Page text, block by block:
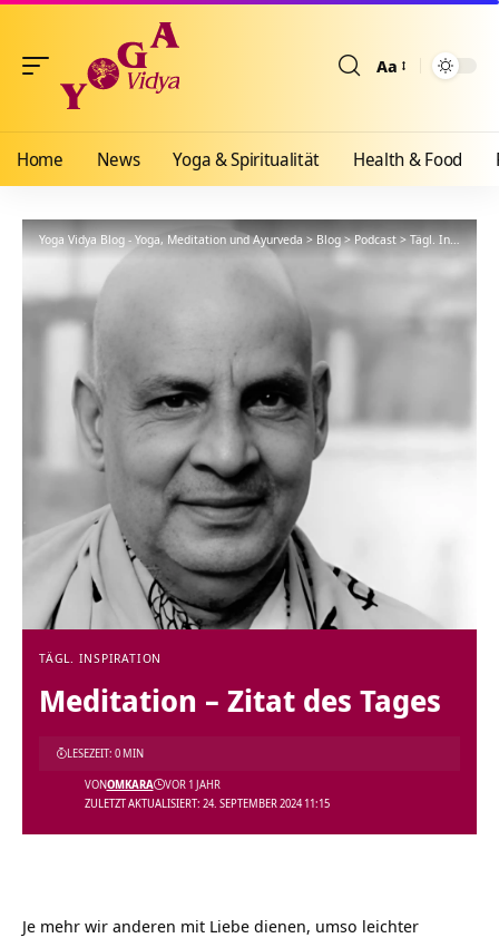
Aa
Home News Yoga & Spiritualität Health & Food
Yoga Vidya Blog - Yoga, Meditation und Ayurveda>Blog>Podcast>Tägl. Inspiration
TÄGL. INSPIRATION
Meditation – Zitat des Tages
ZULETZT AKTUALISIERT: 24. SEPTEMBER 2024 11:15
VONOMKARA VOR 1 JAHR
LESEZEIT: 0 MIN
Je mehr wir anderen mit Liebe dienen, umso leichter